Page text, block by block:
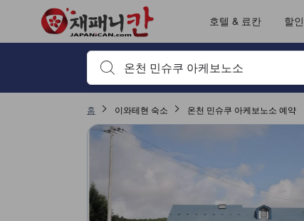
호텔 & 료칸 할
검색하고 싶은 키워드나 숙소명을 입력하고 방향
홈 이와테현 숙소 온천 민슈쿠 아케보노소 예약